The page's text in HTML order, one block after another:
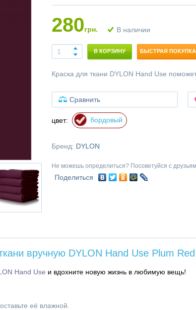
280грн. В наличии
В КОРЗИНУ БЫСТРАЯ ПОКУПКА
Краска для ткани DYLON Hand Use
Сравнить
цвет: бордовый
Бренд: DYLON
Не можешь определиться? Посоветуйся с
Поделиться
вручную DYLON Hand Use Plum Red
Hand Use и вдохните новую жизнь в любимую вещь!
её влажной.